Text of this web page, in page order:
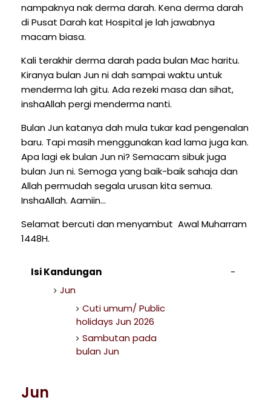
nampaknya nak derma darah. Kena derma darah
di Pusat Darah kat Hospital je lah jawabnya
macam biasa.
Kali terakhir derma darah pada bulan Mac haritu.
Kiranya bulan Jun ni dah sampai waktu untuk
menderma lah gitu. Ada rezeki masa dan sihat,
inshaAllah pergi menderma nanti.
Bulan Jun katanya dah mula tukar kad pengenalan
baru. Tapi masih menggunakan kad lama juga kan.
Apa lagi ek bulan Jun ni? Semacam sibuk juga
bulan Jun ni. Semoga yang baik-baik sahaja dan
Allah permudah segala urusan kita semua.
InshaAllah. Aamiin...
Selamat bercuti dan menyambut Awal Muharram
1448H.
Isi Kandungan
Jun
Cuti umum/ Public
holidays Jun 2026
Sambutan pada
bulan Jun
Jun